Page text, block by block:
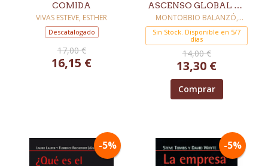
COMIDA
VIVAS ESTEVE, ESTHER
Descatalogado
17,00 €
16,15 €
ASCENSO GLOBAL DE
CHINA Y LA TEORÍA
DE LAS RELACIONES
INTERNACIONALES
MONTOBBIO BALANZÓ,
MANUEL
Sin Stock. Disponible en 5/7
días
14,00 €
13,30 €
Comprar
-5% -5%